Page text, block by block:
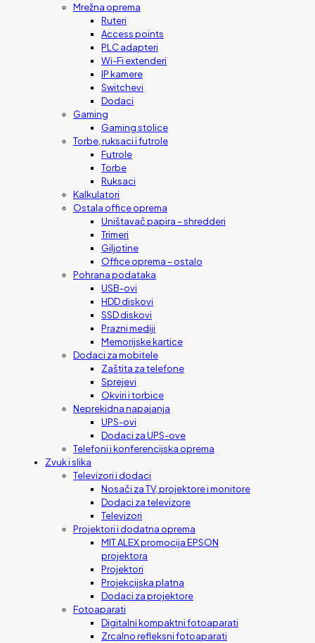
Mrežna oprema
Ruteri
Access points
PLC adapteri
Wi-Fi extenderi
IP kamere
Switchevi
Dodaci
Gaming
Gaming stolice
Torbe, ruksaci i futrole
Futrole
Torbe
Ruksaci
Kalkulatori
Ostala office oprema
Uništavač papira – shredderi
Trimeri
Giljotine
Office oprema – ostalo
Pohrana podataka
USB-ovi
HDD diskovi
SSD diskovi
Prazni mediji
Memorijske kartice
Dodaci za mobitele
Zaštita za telefone
Sprejevi
Okviri i torbice
Neprekidna napajanja
UPS-ovi
Dodaci za UPS-ove
Telefoni i konferencijska oprema
Zvuk i slika
Televizori i dodaci
Nosači za TV, projektore i monitore
Dodaci za televizore
Televizori
Projektori i dodatna oprema
MIT ALEX promocija EPSON
projektora
Projektori
Projekcijska platna
Dodaci za projektore
Fotoaparati
Digitalni kompaktni fotoaparati
Zrcalno refleksni fotoaparati